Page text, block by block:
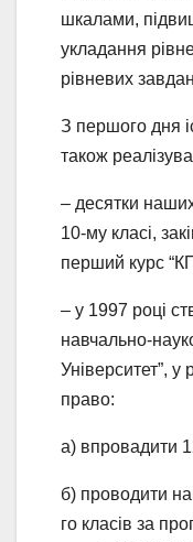
шкалами,
укладання
рівневих
З першого дня
також
– десятки
10-му класі,
перший курс
– у 1997 році
навчально-
Університет”,
право:
а) впровадити
б) проводити
го класів за